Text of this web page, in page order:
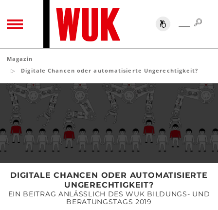
TOGGLE NAVIGATION SUCHE
Magazin
Digitale Chancen oder automatisierte Ungerechtigkeit?
Digitale
Chancen
oder
automatisierte
Ungerechtigkeit?
DIGITALE CHANCEN ODER AUTOMATISIERTE
UNGERECHTIGKEIT?
EIN BEITRAG ANLÄSSLICH DES WUK BILDUNGS- UND
BERATUNGSTAGS 2019